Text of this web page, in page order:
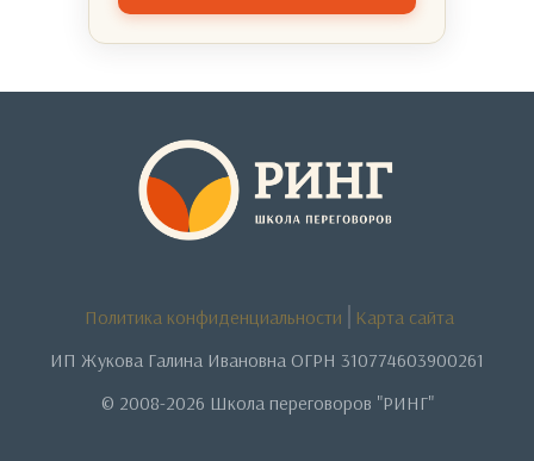
Политика конфиденциальности
Карта сайта
ИП Жукова Галина Ивановна ОГРН 310774603900261
© 2008-2026 Школа переговоров "РИНГ"